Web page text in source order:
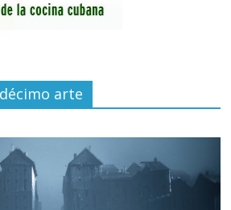
arte